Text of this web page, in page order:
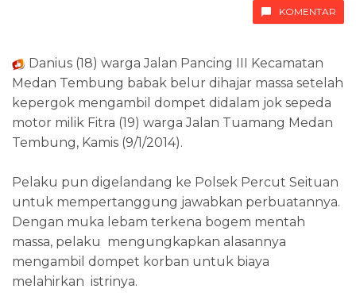
KOMENTAR
Danius (18) warga Jalan Pancing III Kecamatan
Medan Tembung babak belur dihajar massa setelah
kepergok mengambil dompet didalam jok sepeda
motor milik Fitra (19) warga Jalan Tuamang Medan
Tembung, Kamis (9/1/2014).
Pelaku pun digelandang ke Polsek Percut Seituan
untuk mempertanggung jawabkan perbuatannya.
Dengan muka lebam terkena bogem mentah
massa, pelaku mengungkapkan alasannya
mengambil dompet korban untuk biaya
melahirkan istrinya.